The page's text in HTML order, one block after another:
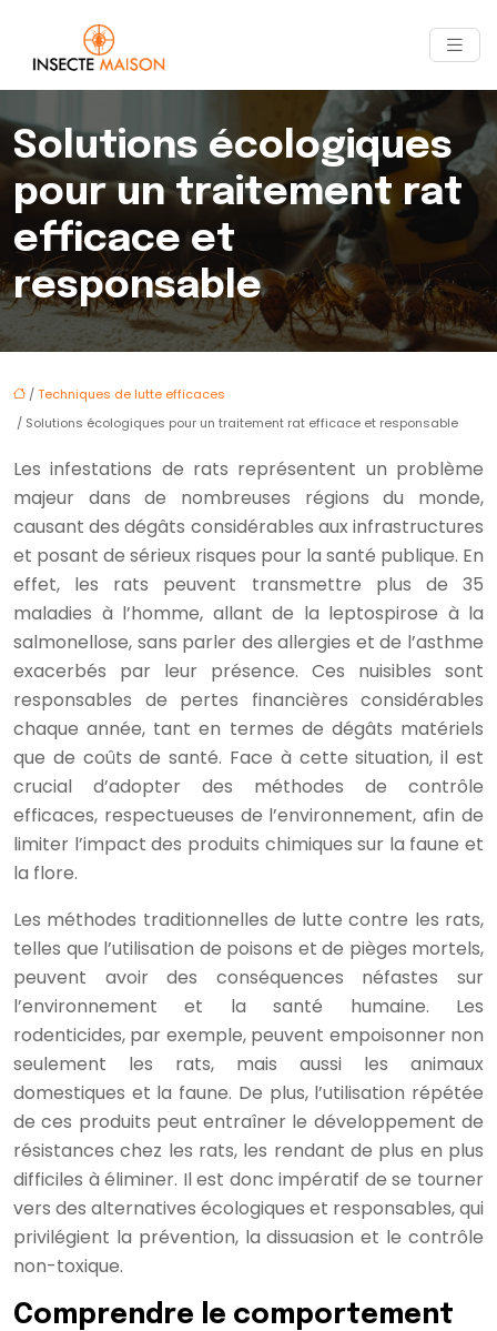
Solutions écologiques
pour un traitement rat
efficace et
responsable
/Techniques de lutte efficaces
/ Solutions écologiques pour un traitement rat efficace et responsable
Les infestations de rats représentent un problème
majeur dans de nombreuses régions du monde,
causant des dégâts considérables aux infrastructures
et posant de sérieux risques pour la santé publique. En
effet, les rats peuvent transmettre plus de 35
maladies à l’homme, allant de la leptospirose à la
salmonellose, sans parler des allergies et de l’asthme
exacerbés par leur présence. Ces nuisibles sont
responsables de pertes financières considérables
chaque année, tant en termes de dégâts matériels
que de coûts de santé. Face à cette situation, il est
crucial d’adopter des méthodes de contrôle
efficaces, respectueuses de l’environnement, afin de
limiter l’impact des produits chimiques sur la faune et
la flore.
Les méthodes traditionnelles de lutte contre les rats,
telles que l’utilisation de poisons et de pièges mortels,
peuvent avoir des conséquences néfastes sur
l’environnement et la santé humaine. Les
rodenticides, par exemple, peuvent empoisonner non
seulement les rats, mais aussi les animaux
domestiques et la faune. De plus, l’utilisation répétée
de ces produits peut entraîner le développement de
résistances chez les rats, les rendant de plus en plus
difficiles à éliminer. Il est donc impératif de se tourner
vers des alternatives écologiques et responsables, qui
privilégient la prévention, la dissuasion et le contrôle
non-toxique.
Comprendre le comportement